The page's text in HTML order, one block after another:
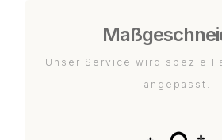
Unser Service wird speziell
angepasst.